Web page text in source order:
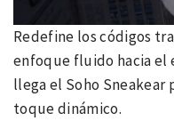
Redefine los códigos
enfoque fluido hacia el
llega el Soho Sneakear
toque dinámico.